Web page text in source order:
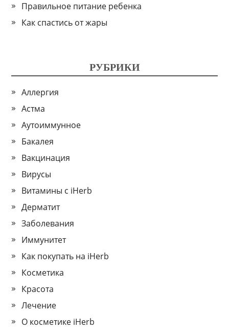
Правильное питание ребенка
Как спастись от жары
РУБРИКИ
Аллергия
Астма
Аутоиммунное
Бакалея
Вакцинация
Вирусы
Витамины с iHerb
Дерматит
Заболевания
Иммунитет
Как покупать на iHerb
Косметика
Красота
Лечение
О косметике iHerb